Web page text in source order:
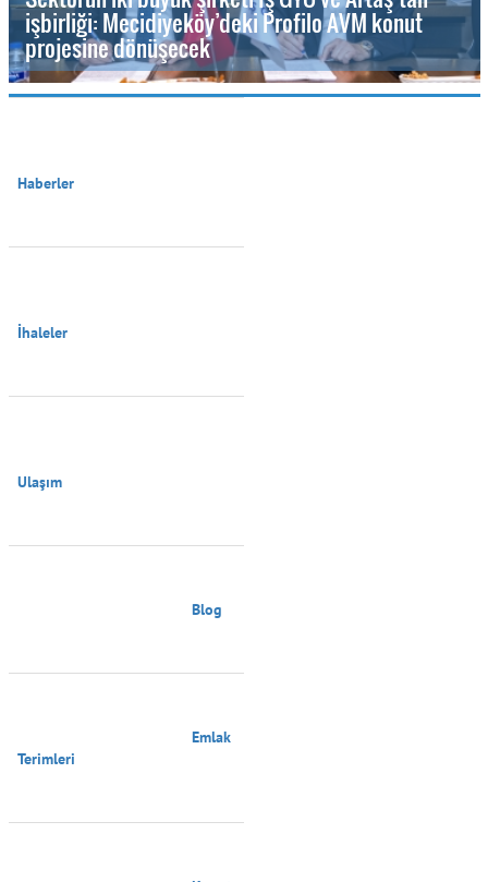
işbirliği: Mecidiyeköy’deki Profilo AVM konut
projesine dönüşecek
Haberler
İhaleler
Ulaşım
Terimleri